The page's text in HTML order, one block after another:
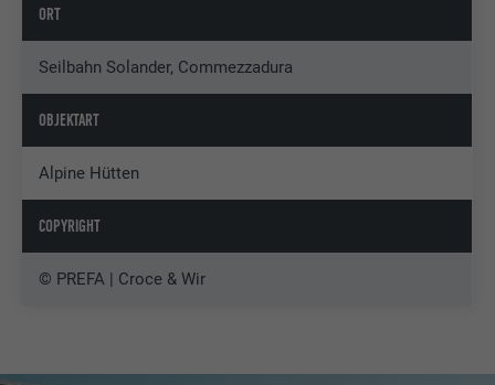
ORT
Seilbahn Solander, Commezzadura
OBJEKTART
Alpine Hütten
COPYRIGHT
© PREFA | Croce & Wir